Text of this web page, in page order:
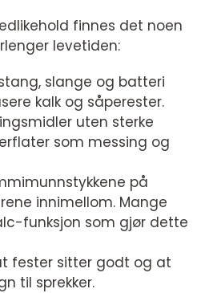
finnes det noen
levetiden:
slange og batteri
kalk og såperester.
uten sterke
som messing og
på
innimellom. Mange
funksjon som gjør dette
fester sitter godt og at
til sprekker.